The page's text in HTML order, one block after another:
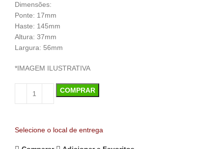
Dimensões:
Ponte: 17mm
Haste: 145mm
Altura: 37mm
Largura: 56mm
*IMAGEM ILUSTRATIVA
COMPRAR
Selecione o local de entrega